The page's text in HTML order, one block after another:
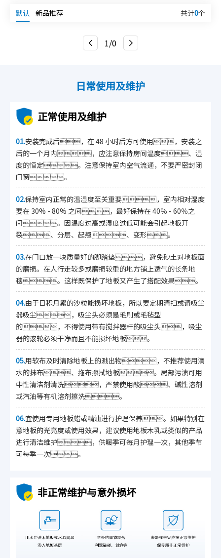
第五大道系列
印记时代系列
柔石木纹系列 柔石石纹系列
印橡派系列
三拼花系列
艺数系列
美蜡德系列 颜值时代系列
顶层设计 奇迹时光 金丝木 超级地板系列
1515系列
默认 新品推荐 共计0个
1/0
日常使用及维护
正常使用及维护
01.安装完成后，在 48 小时后方可使用，安装之
后的一个月内，应注意保持房间温度、湿
度的恒定。注意保持室内空气流通，不要严密封闭
门窗。
02.保持室内正常的温湿度至关重要，室内相对湿度
要在 30% - 80% 之间，最好保持在 40％ - 60％之
间。因温度过高或湿度过低可能会引起地板开
裂、分层、起翘、变形。
03.在门口放一块质量好的脚踏垫，避免砂土对地板面
的磨损。在人行走较多或磨损较重的地方铺上透气的长条地
毯。这样既保护了地板又产生了搭配效果。
04.由于日积月累的沙粒能损坏地板，所以要定期清扫或请吸尘
器吸尘，吸尘头必须是毛刷或毛毡型
的，不得使用带有搅拌器杆的吸尘头，吸尘
器的滚轮必须干净而且不能损坏地板。
05.用软布及时清除地板上的溅出物，不推荐使用滴
水的抹布、拖布擦拭地板。局部污渍可用
中性清洁剂清洗，严禁使用酸、碱性溶剂
或汽油等有机溶剂擦洗。
06.宜使用专用地板蜡或精油进行护理保养。如果特别在
意地板的光亮度或使用效果，建议使用地板木乳或类似的产品
进行清洁维护，供暖季可每月护理一次，其他季节
可每季一次。
非正常维护与意外损坏